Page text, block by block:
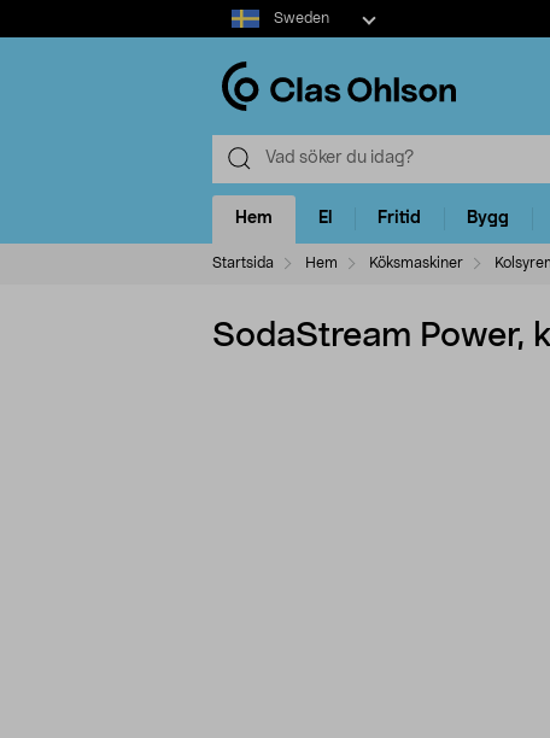
Select
market
Sweden
Hem El Fritid Bygg
Startsida Hem Köksmaskiner
SodaStream Power,